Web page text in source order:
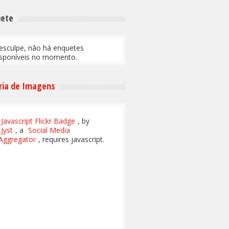
não há enquetes
no momento.
de Imagens
Javascript Flickr Badge , by
Jyst , a Social Media
, requires javascript.